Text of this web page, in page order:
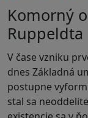
Komorný
Ruppeldta
V čase vzniku
dnes Základná
postupne
stal sa